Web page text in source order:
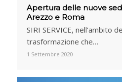
Apertura delle nuove
Arezzo e Roma
SIRI SERVICE, nell’ambito
trasformazione che…
1 Settembre 2020